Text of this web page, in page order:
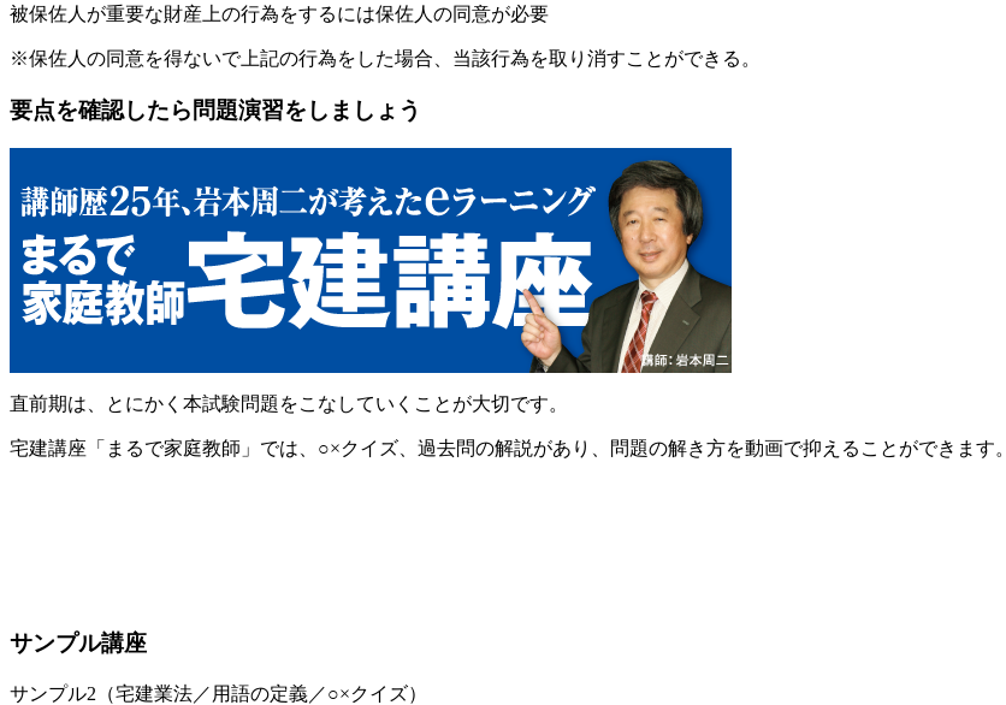
被保佐人が重要な財産上の行為をするには保佐人の同意が必要
※保佐人の同意を得ないで上記の行為をした場合、当該行為を取り消すことができる。
要点を確認したら問題演習をしましょう
直前期は、とにかく本試験問題をこなしていくことが大切です。
宅建講座「まるで家庭教師」では、○×クイズ、過去問の解説があり、問題の解き方を動画で抑えることができます。
サンプル講座
サンプル2（宅建業法／用語の定義／○×クイズ）